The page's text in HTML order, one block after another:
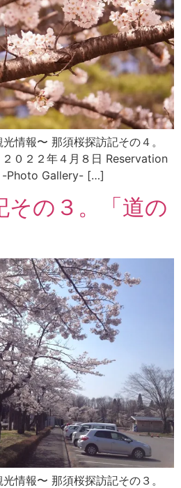
情報〜 那須桜探訪記その４。
０２２年４月８日 Reservation
-Photo Gallery- […]
その３。「道の
情報〜 那須桜探訪記その３。